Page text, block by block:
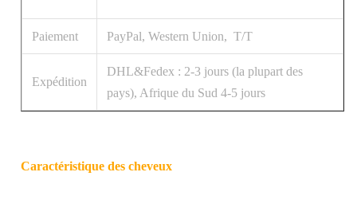
Paiement PayPal, Western Union, T/T
Expédition
DHL&Fedex : 2-3 jours (la plupart des
pays), Afrique du Sud 4-5 jours
Caractéristique des cheveux